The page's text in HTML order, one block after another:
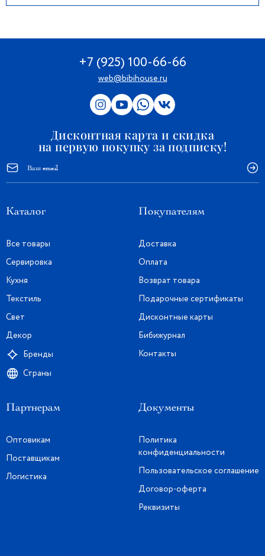
интернет-магазине.
+7 (925) 100-66-66
web@bibihouse.ru
Дисконтная карта и скидка
на первую покупку за подписку!
Каталог
Все товары
Сервировка
Кухня
Текстиль
Свет
Декор
Бренды
Страны
Покупателям
Доставка
Оплата
Возврат товара
Подарочные сертификаты
Дисконтные карты
Бибижурнал
Контакты
Партнерам
Оптовикам
Поставщикам
Логистика
Документы
Политика
конфиденциальности
Пользовательское соглашение
Договор-оферта
Реквизиты